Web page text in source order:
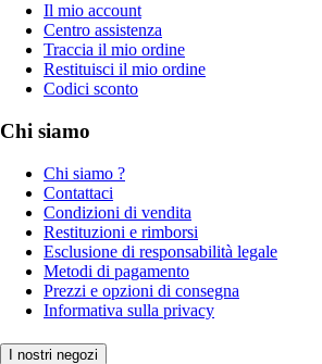
Il mio account
Centro assistenza
Traccia il mio ordine
Restituisci il mio ordine
Codici sconto
Chi siamo
Chi siamo ?
Contattaci
Condizioni di vendita
Restituzioni e rimborsi
Esclusione di responsabilità legale
Metodi di pagamento
Prezzi e opzioni di consegna
Informativa sulla privacy
I nostri negozi